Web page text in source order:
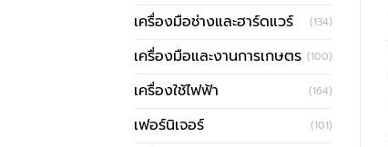
เครื่องมือช่างและฮาร์ดแวร์ (134)
เครื่องมือและงานการเกษตร (100)
เครื่องใช้ไฟฟ้า (164)
เฟอร์นิเจอร์ (101)